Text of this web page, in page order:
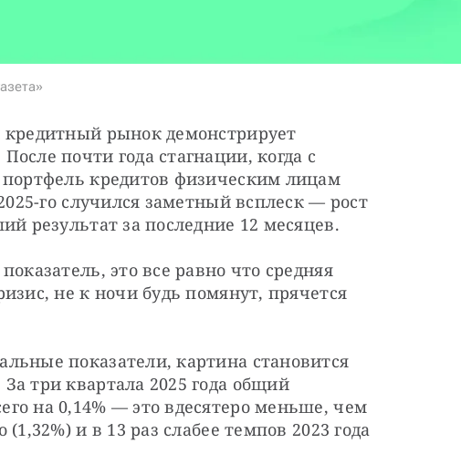
рынок демонстрирует
почти года стагнации, когда с
портфель кредитов физическим лицам
го случился заметный всплеск — рост
результат за последние 12 месяцев.
это все равно что средняя
не к ночи будь помянут, прячется
показатели, картина становится
три квартала 2025 года общий
на 0,14% — это вдесятеро меньше, чем
и в 13 раз слабее темпов 2023 года